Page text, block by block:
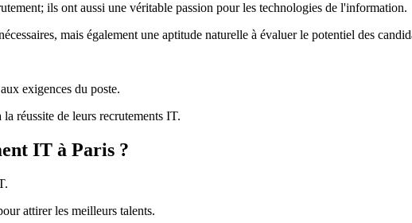
ils ont aussi une véritable passion pour les technologies de l'information.
mais également une aptitude naturelle à évaluer le potentiel des
exigences du poste.
réussite de leurs recrutements IT.
IT à Paris ?
attirer les meilleurs talents.